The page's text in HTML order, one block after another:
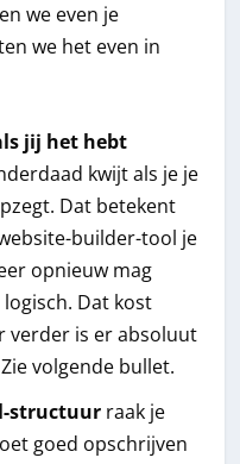
we even je
we het even in
jij het hebt
kwijt als je je
Dat betekent
builder-tool je
opnieuw mag
Dat kost
verder is er absoluut
volgende bullet.
structuur raak je
goed opschrijven